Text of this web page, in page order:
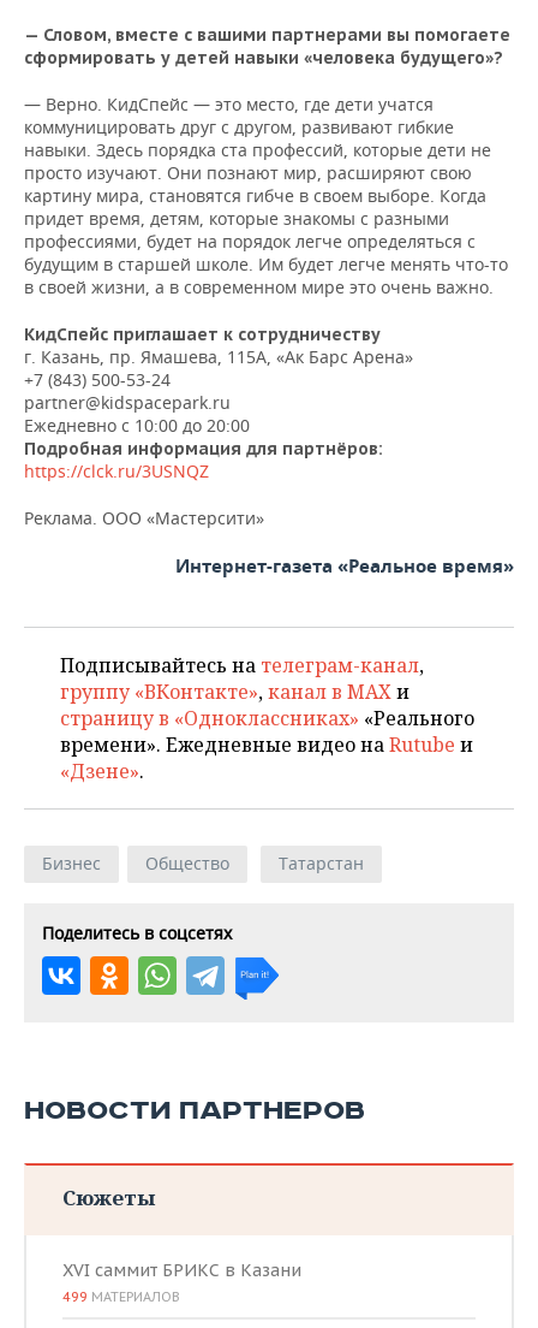
— Словом, вместе с вашими партнерами вы помогаете
сформировать у детей навыки «человека будущего»?
— Верно. КидСпейс — это место, где дети учатся
коммуницировать друг с другом, развивают гибкие
навыки. Здесь порядка ста профессий, которые дети не
просто изучают. Они познают мир, расширяют свою
картину мира, становятся гибче в своем выборе. Когда
придет время, детям, которые знакомы с разными
профессиями, будет на порядок легче определяться с
будущим в старшей школе. Им будет легче менять что-то
в своей жизни, а в современном мире это очень важно.
КидСпейс приглашает к сотрудничеству
г. Казань, пр. Ямашева, 115А, «Ак Барс Арена»
+7 (843) 500-53-24
partner@kidspacepark.ru
Ежедневно с 10:00 до 20:00
Подробная информация для партнёров:
https://clck.ru/3USNQZ
Реклама. ООО «Мастерсити»
Интернет-газета «Реальное время»
Подписывайтесь на телеграм-канал,
группу «ВКонтакте»,канал в MAXи
страницу в «Одноклассниках» «Реального
времени». Ежедневные видео наRutube и
«Дзене».
Бизнес Общество Татарстан
Поделитесь в соцсетях
НОВОСТИ ПАРТНЕРОВ
Сюжеты
XVI саммит БРИКС в Казани
499 МАТЕРИАЛОВ